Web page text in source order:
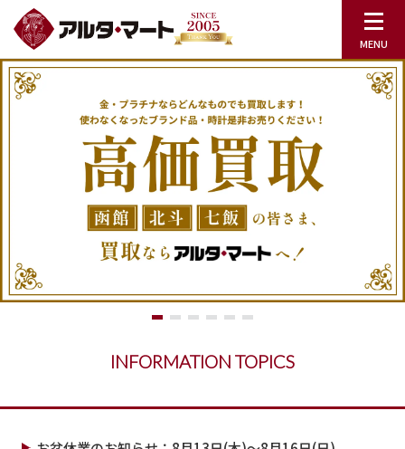
INFORMATION TOPICS